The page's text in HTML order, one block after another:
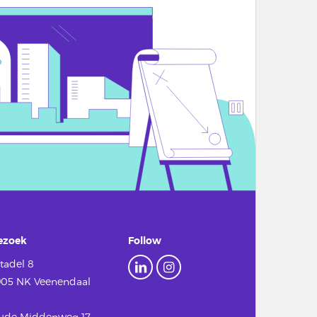
8
NK Veenendaal
Follow